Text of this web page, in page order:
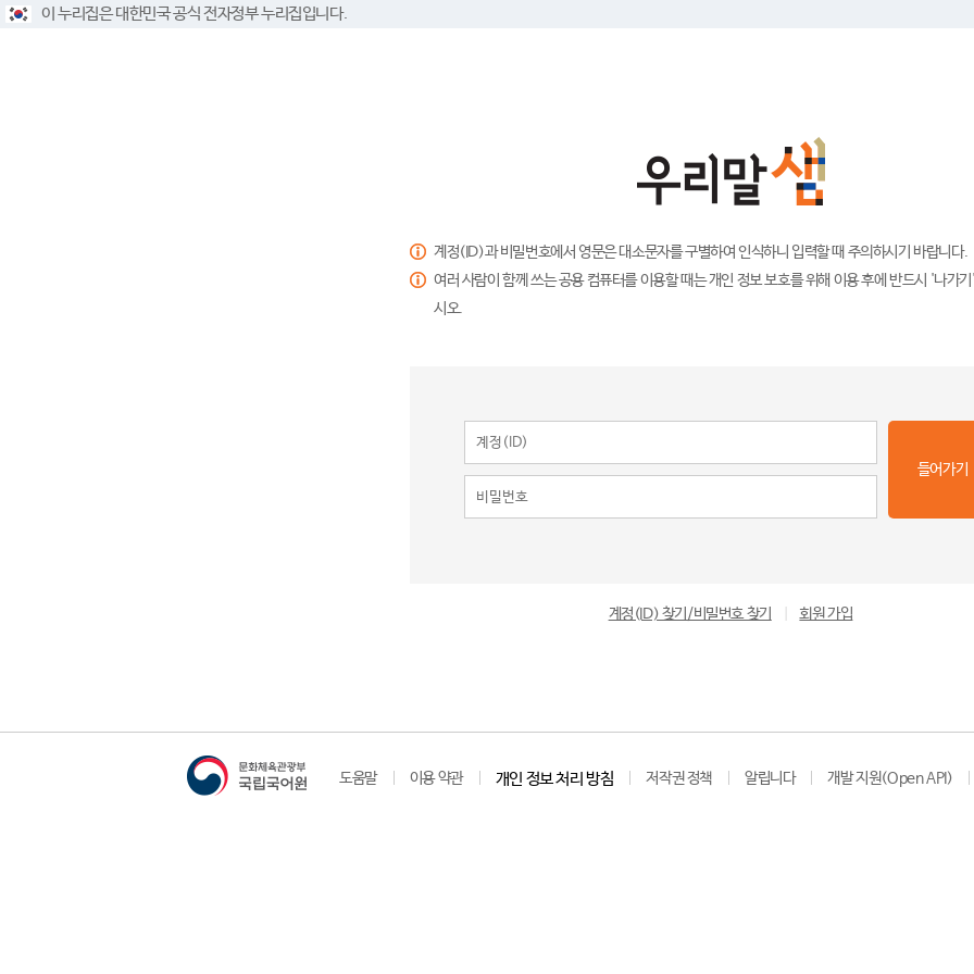
이 누리집은 대한민국 공식 전자정부 누리집입니다.
계정(ID)과 비밀번호에서 영문은 대소문자를 구별하여 인식하니 입력할 때 주의하시기 바랍니다.
여러 사람이 함께 쓰는 공용 컴퓨터를 이용할 때는 개인 정보 보호를 위해 이용 후에 반드시 '나가
시오.
들어가기
계정(ID) 찾기/비밀번호 찾기 회원 가입
도움말 이용 약관 개인 정보 처리 방침 저작권 정책 알립니다 개발 지원(Open API)